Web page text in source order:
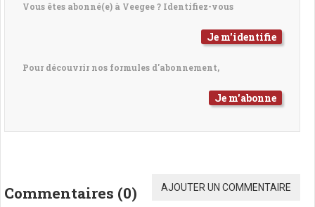
Vous êtes abonné(e) à Veegee ? Identifiez-vous
Je m'identifie
Pour découvrir nos formules d'abonnement,
Je m'abonne
Commentaires (0) AJOUTER UN COMMENTAIRE